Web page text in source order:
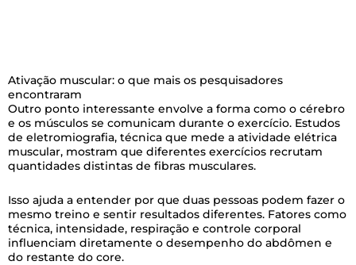
Ativação muscular: o que mais os pesquisadores
encontraram
Outro ponto interessante envolve a forma como o cérebro
e os músculos se comunicam durante o exercício. Estudos
de eletromiografia, técnica que mede a atividade elétrica
muscular, mostram que diferentes exercícios recrutam
quantidades distintas de fibras musculares.
Isso ajuda a entender por que duas pessoas podem fazer o
mesmo treino e sentir resultados diferentes. Fatores como
técnica, intensidade, respiração e controle corporal
influenciam diretamente o desempenho do abdômen e
do restante do core.